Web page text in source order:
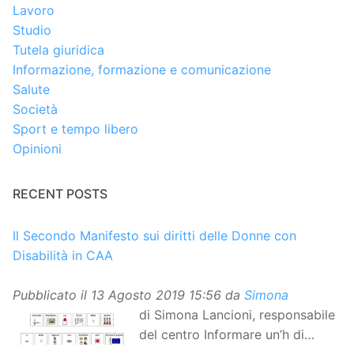
Lavoro
Studio
Tutela giuridica
Informazione, formazione e comunicazione
Salute
Società
Sport e tempo libero
Opinioni
RECENT POSTS
Il Secondo Manifesto sui diritti delle Donne con
Disabilità in CAA
Pubblicato il 13 Agosto 2019 15:56 da Simona
di Simona Lancioni, responsabile
del centro Informare un’h di